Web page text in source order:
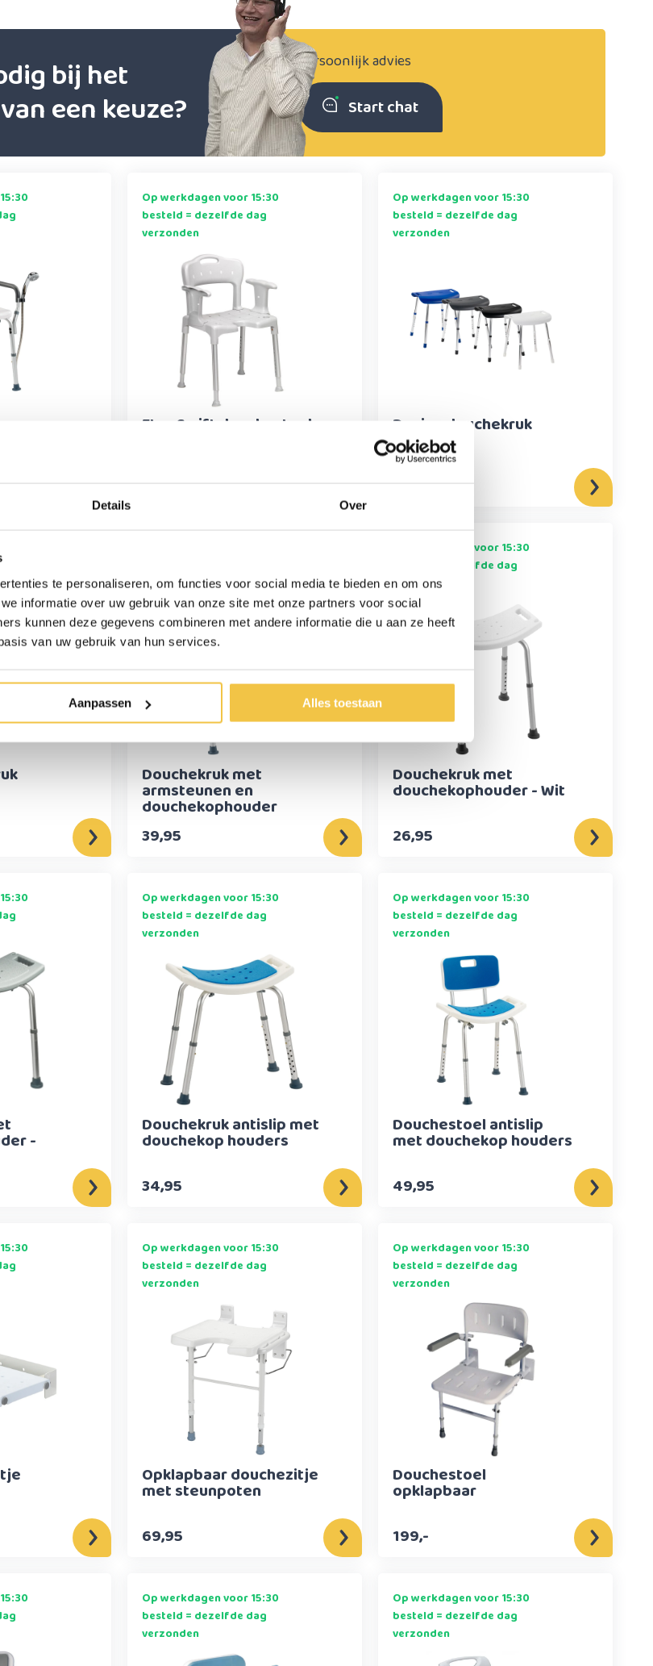
Details Over
te personaliseren, om functies voor social media te bieden en om ons
informatie over uw gebruik van onze site met onze partners voor social
kunnen deze gegevens combineren met andere informatie die u aan ze heeft
van uw gebruik van hun services.
Aanpassen Alles toestaan
bij het
een keuze?
Persoonlijk advies
Start chat
Op werkdagen voor 15:30
besteld = dezelfde dag
verzonden
Etac Swift douchestoel
144,95
Op werkdagen voor 15:30
besteld = dezelfde dag
verzonden
Design douchekruk
49,95
verzonden
Douchekruk met
armsteunen en
douchekophouder
39,95
Op werkdagen voor 15:30
besteld = dezelfde dag
verzonden
Douchekruk met
douchekophouder - Wit
26,95
-
Op werkdagen voor 15:30
besteld = dezelfde dag
verzonden
Douchekruk antislip met
douchekop houders
34,95
Op werkdagen voor 15:30
besteld = dezelfde dag
verzonden
Douchestoel antislip
met douchekop houders
49,95
Op werkdagen voor 15:30
besteld = dezelfde dag
verzonden
Opklapbaar douchezitje
met steunpoten
69,95
Op werkdagen voor 15:30
besteld = dezelfde dag
verzonden
Douchestoel
opklapbaar
199,-
Op werkdagen voor 15:30
besteld = dezelfde dag
verzonden
Op werkdagen voor 15:30
besteld = dezelfde dag
verzonden